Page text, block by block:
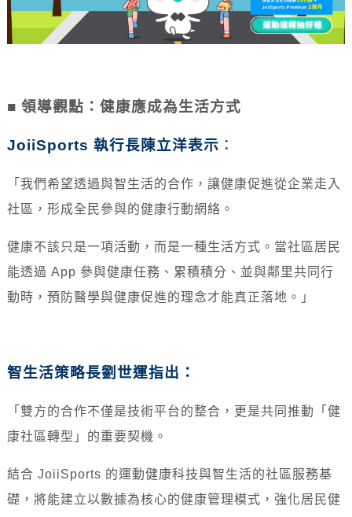
■ 領導觀點：健康應成為生活方式
JoiiSports 執行長陳立洋表示 ：
「我們希望透過與智生活的合作，讓健康促進從企業走入
社區，形成全民參與的健康行動網絡。
健康不該只是一項活動，而是一種生活方式。當社區居民
能透過 App 參與健康任務、累積積分、並與鄰里共同行
動時，預防醫學與健康促進的理念才能真正落地。」
智生活策略長劉世運指出：
「雙方的合作不僅是技術平台的整合，更是共同推動「健
康社區轉型」的重要契機。
結合 JoiiSports 的運動健康科技與智生活的社區服務基
礎，將能建立以數據為核心的健康管理模式，強化居民健